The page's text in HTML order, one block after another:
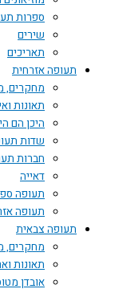
ספרות
שירים
תאריכים
תעופה אזרחית
מחקרים,
תאונות
היכן הם
שדות
חברות
דאייה
תעופה
תעופה
תעופה צבאית
מחקרים,
תאונות
אובדן